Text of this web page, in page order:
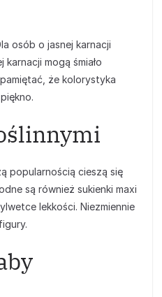
osób o jasnej karnacji
mogą śmiało
że kolorystyka
popularnością cieszą się
są również sukienki maxi
lekkości. Niezmiennie